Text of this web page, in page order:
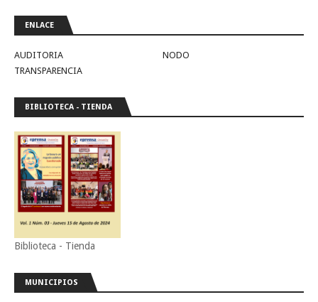
ENLACE
AUDITORIA
NODO
TRANSPARENCIA
BIBLIOTECA - TIENDA
Biblioteca - Tienda
MUNICIPIOS